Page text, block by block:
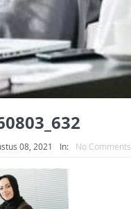
08, 2021 In: No Comments